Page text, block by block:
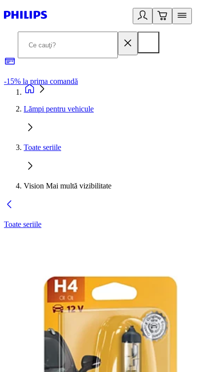
-15% la prima comandă
Lămpi pentru vehicule
Toate seriile
Vision Mai multă vizibilitate
Toate seriile